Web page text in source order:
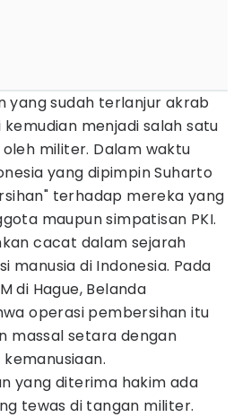
yang sudah terlanjur akrab
menjadi salah satu
militer. Dalam waktu
yang dipimpin Suharto
terhadap mereka yang
maupun simpatisan PKI.
cacat dalam sejarah
manusia di Indonesia. Pada
di Hague, Belanda
operasi pembersihan itu
massal setara dengan
yang diterima hakim ada
tewas di tangan militer.